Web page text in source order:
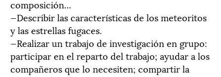
composición…
—Describir las características de los meteoritos
y las estrellas fugaces.
—Realizar un trabajo de investigación en grupo:
participar en el reparto del trabajo; ayudar a los
compañeros que lo necesiten; compartir la